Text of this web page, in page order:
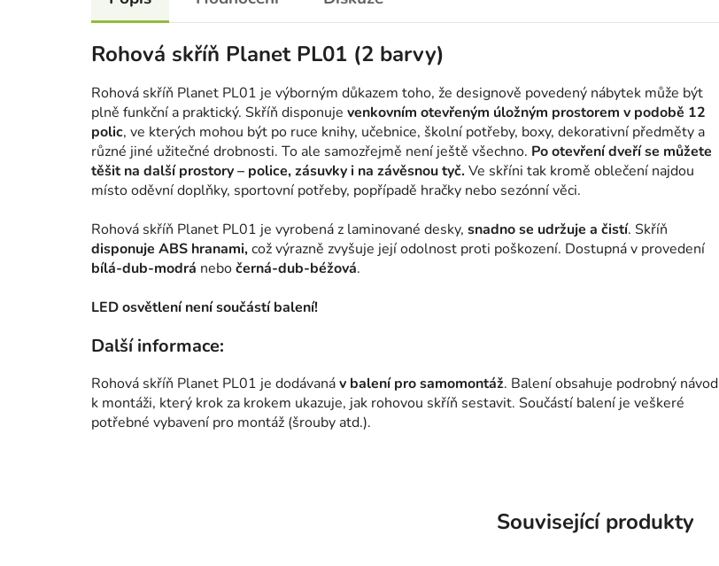
Rohová skříň Planet PL01 (2 barvy)
Rohová skříň Planet PL01 je výborným důkazem toho, že designově povedený nábytek může být
plně funkční a praktický. Skříň disponuje venkovním otevřeným úložným prostorem v podobě 12
polic, ve kterých mohou být po ruce knihy, učebnice, školní potřeby, boxy, dekorativní předměty a
různé jiné užitečné drobnosti. To ale samozřejmě není ještě všechno. Po otevření dveří se můžete
těšit na další prostory – police, zásuvky i na závěsnou tyč. Ve skříni tak kromě oblečení najdou
místo oděvní doplňky, sportovní potřeby, popřípadě hračky nebo sezónní věci.
Rohová skříň Planet PL01 je vyrobená z laminované desky, snadno se udržuje a čistí. Skříň
disponuje ABS hranami,což výrazně zvyšuje její odolnost proti poškození. Dostupná v provedení
bílá-dub-modrá nebočerná-dub-béžová.
LED osvětlení není součástí balení!
Další informace:
Rohová skříň Planet PL01 je dodávanáv balení pro samomontáž. Balení obsahuje podrobný návod
k montáži, který krok za krokem ukazuje, jak rohovou skříň sestavit. Součástí balení je veškeré
potřebné vybavení pro montáž (šrouby atd.).
Související produkty